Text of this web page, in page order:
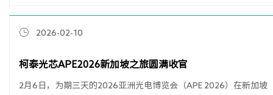
2026-02-10
柯泰光芯APE2026新加坡之旅圆满收官
2月6日，为期三天的2026亚洲光电博览会（APE 2026）在新加坡